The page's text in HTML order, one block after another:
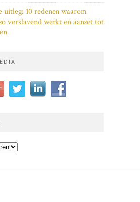
uitleg: 10 redenen waarom
verslavend werkt en aanzet tot